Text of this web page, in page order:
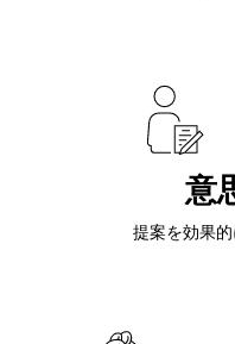
意
提案を効果